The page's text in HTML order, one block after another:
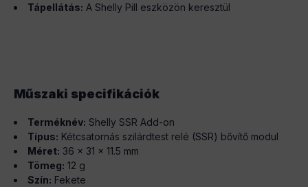
Tápellátás: A Shelly Pill eszközön keresztül
Műszaki specifikációk
Terméknév: Shelly SSR Add-on
Típus: Kétcsatornás szilárdtest relé (SSR) bővítő modul
Méret: 36 × 31 × 11.5 mm
Tömeg: 12 g
Szín: Fekete